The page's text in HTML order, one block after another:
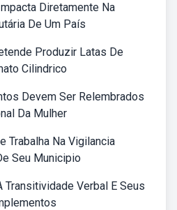
Diretamente Na
De Um País
Produzir Latas De
Cilindrico
Devem Ser Relembrados
Da Mulher
Trabalha Na Vigilancia
Seu Municipio
Transitividade Verbal E Seus